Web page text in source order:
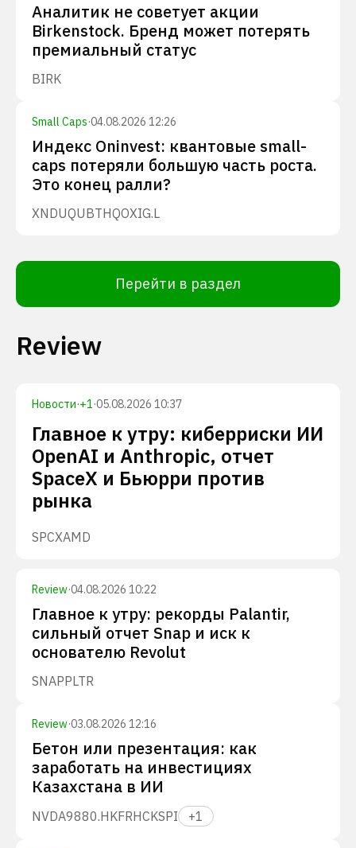
Аналитик не советует акции
Birkenstock. Бренд может потерять
премиальный статус
BIRK
Small Caps·04.08.2026 12:26
Индекс Oninvest: квантовые small-
caps потеряли большую часть роста.
Это конец ралли?
XNDUQUBTHQOXIG.L
Перейти в раздел
Review
Новости·+1·05.08.2026 10:37
Главное к утру: киберриски ИИ
OpenAI и Anthropic, отчет
SpaceX и Бьюрри против
рынка
SPCXAMD
Review·04.08.2026 10:22
Главное к утру: рекорды Palantir,
сильный отчет Snap и иск к
основателю Revolut
SNAPPLTR
Review·03.08.2026 12:16
Бетон или презентация: как
заработать на инвестициях
Казахстана в ИИ
NVDA9880.HKFRHCKSPI +1